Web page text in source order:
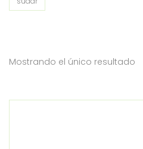
Mostrando el único resultado